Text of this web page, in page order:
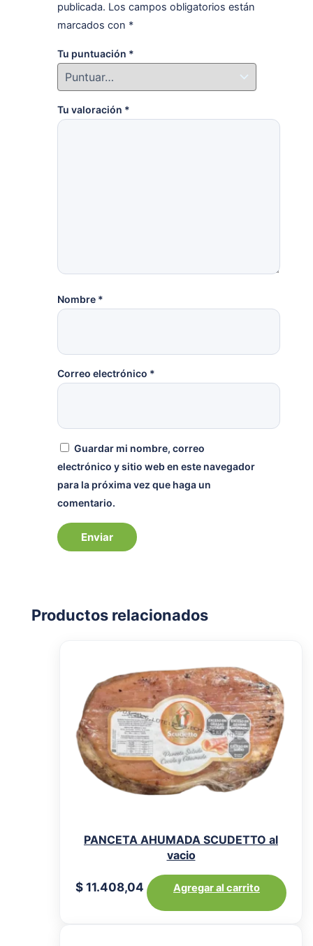
publicada. Los campos obligatorios están
marcados con *
Tu puntuación *
Tu valoración *
Nombre *
Correo electrónico *
Guardar mi nombre, correo
electrónico y sitio web en este navegador
para la próxima vez que haga un
comentario.
Productos relacionados
PANCETA AHUMADA SCUDETTO al
vacio
$ 11.408,04 Agregar al carrito